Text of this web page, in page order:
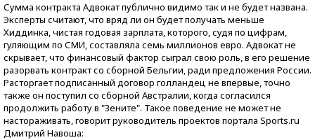
Сумма контракта Адвокат публично видимо так и не будет названа.
Эксперты считают, что вряд ли он будет получать меньше
Хиддинка, чистая годовая зарплата, которого, судя по цифрам,
гуляющим по СМИ, составляла семь миллионов евро. Адвокат не
скрывает, что финансовый фактор сыграл свою роль, в его решение
разорвать контракт со сборной Бельгии, ради предложения России.
Расторгает подписанный договор голландец не впервые, точно
также он поступил со сборной Австралии, когда согласился
продолжить работу в "Зените". Такое поведение не может не
настораживать, говорит руководитель проектов портала Sports.ru
Дмитрий Навоша: